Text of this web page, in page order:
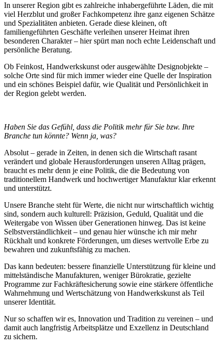
In unserer Region gibt es zahlreiche inhabergeführte Läden, die mit
viel Herzblut und großer Fachkompetenz ihre ganz eigenen Schätze
und Spezialitäten anbieten. Gerade diese kleinen, oft
familiengeführten Geschäfte verleihen unserer Heimat ihren
besonderen Charakter – hier spürt man noch echte Leidenschaft und
persönliche Beratung.
Ob Feinkost, Handwerkskunst oder ausgewählte Designobjekte –
solche Orte sind für mich immer wieder eine Quelle der Inspiration
und ein schönes Beispiel dafür, wie Qualität und Persönlichkeit in
der Region gelebt werden.
Haben Sie das Gefühl, dass die Politik mehr für Sie bzw. Ihre
Branche tun könnte? Wenn ja, was?
Absolut – gerade in Zeiten, in denen sich die Wirtschaft rasant
verändert und globale Herausforderungen unseren Alltag prägen,
braucht es mehr denn je eine Politik, die die Bedeutung von
traditionellem Handwerk und hochwertiger Manufaktur klar erkennt
und unterstützt.
Unsere Branche steht für Werte, die nicht nur wirtschaftlich wichtig
sind, sondern auch kulturell: Präzision, Geduld, Qualität und die
Weitergabe von Wissen über Generationen hinweg. Das ist keine
Selbstverständlichkeit – und genau hier wünsche ich mir mehr
Rückhalt und konkrete Förderungen, um dieses wertvolle Erbe zu
bewahren und zukunftsfähig zu machen.
Das kann bedeuten: bessere finanzielle Unterstützung für kleine und
mittelständische Manufakturen, weniger Bürokratie, gezielte
Programme zur Fachkräftesicherung sowie eine stärkere öffentliche
Wahrnehmung und Wertschätzung von Handwerkskunst als Teil
unserer Identität.
Nur so schaffen wir es, Innovation und Tradition zu vereinen – und
damit auch langfristig Arbeitsplätze und Exzellenz in Deutschland
zu sichern.